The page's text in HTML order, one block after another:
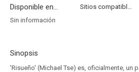
Disponible en...
Sitios compatibles
Sin información
Sinopsis
'Risueño' (Michael Tse) es, oficialmente, un